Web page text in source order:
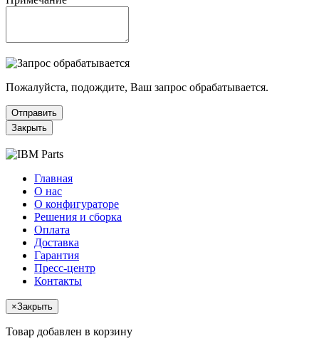
Пожалуйста, подождите, Ваш запрос обрабатывается.
Отправить
Закрыть
Главная
О нас
О конфигураторе
Решения и сборка
Оплата
Доставка
Гарантия
Пресс-центр
Контакты
×Закрыть
Товар добавлен в корзину